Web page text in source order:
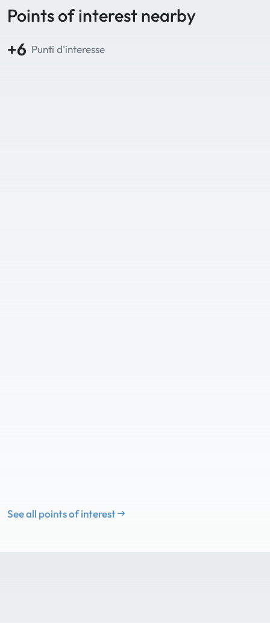
Points of interest nearby
+6 Punti d'interesse
See all points of interest